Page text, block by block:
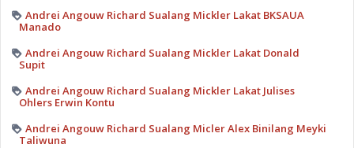
Andrei Angouw Richard Sualang Mickler Lakat BKSAUA
Manado
Andrei Angouw Richard Sualang Mickler Lakat Donald
Supit
Andrei Angouw Richard Sualang Mickler Lakat Julises
Ohlers Erwin Kontu
Andrei Angouw Richard Sualang Micler Alex Binilang Meyki
Taliwuna